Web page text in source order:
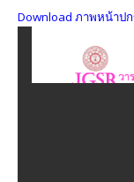
Download ภาพหน้าป